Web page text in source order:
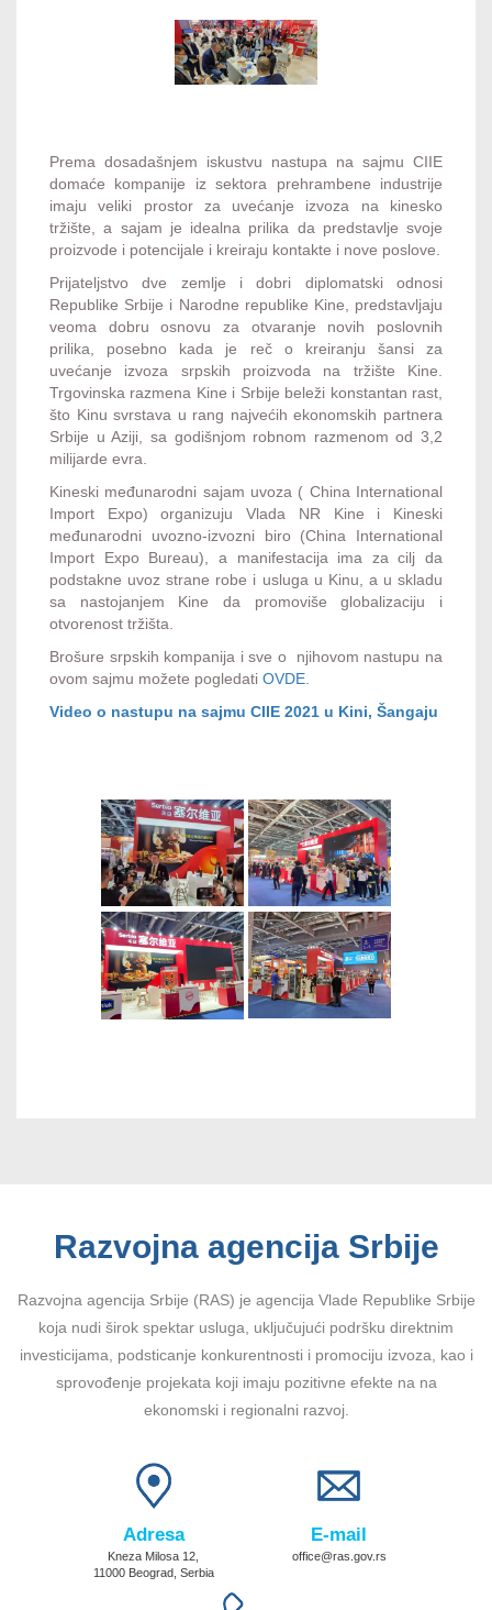
Prema dosadašnjem iskustvu nastupa na sajmu CIIE
domaće kompanije iz sektora prehrambene industrije
imaju veliki prostor za uvećanje izvoza na kinesko
tržište, a sajam je idealna prilika da predstavlje svoje
proizvode i potencijale i kreiraju kontakte i nove poslove.
Prijateljstvo dve zemlje i dobri diplomatski odnosi
Republike Srbije i Narodne republike Kine, predstavljaju
veoma dobru osnovu za otvaranje novih poslovnih
prilika, posebno kada je reč o kreiranju šansi za
uvećanje izvoza srpskih proizvoda na tržište Kine.
Trgovinska razmena Kine i Srbije beleži konstantan rast,
što Kinu svrstava u rang najvećih ekonomskih partnera
Srbije u Aziji, sa godišnjom robnom razmenom od 3,2
milijarde evra.
Kineski međunarodni sajam uvoza ( China International
Import Expo) organizuju Vlada NR Kine i Kineski
međunarodni uvozno-izvozni biro (China International
Import Expo Bureau), a manifestacija ima za cilj da
podstakne uvoz strane robe i usluga u Kinu, a u skladu
sa nastojanjem Kine da promoviše globalizaciju i
otvorenost tržišta.
Brošure srpskih kompanija i sve o njihovom nastupu na
ovom sajmu možete pogledati OVDE
Video o nastupu na sajmu CIIE 2021 u Kini, Šangaju
Razvojna agencija Srbije
Razvojna agencija Srbije (RAS) je agencija Vlade Republike Srbije
koja nudi širok spektar usluga, uključujući podršku direktnim
investicijama, podsticanje konkurentnosti i promociju izvoza, kao i
sprovođenje projekata koji imaju pozitivne efekte na na
ekonomski i regionalni razvoj.
Adresa
Kneza Milosa 12,
11000 Beograd, Serbia
E-mail
office@ras.gov.rs